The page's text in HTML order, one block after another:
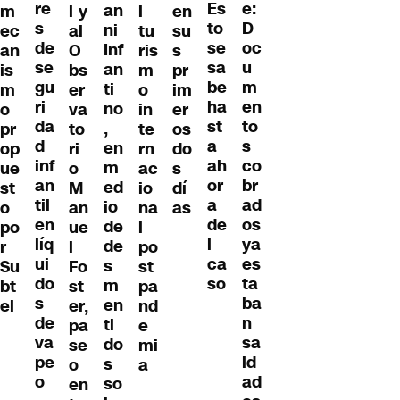
m
ec
an
is
m
o
pr
op
ue
st
o
po
r
Su
bt
el
re
s
de
se
gu
ri
da
d
inf
an
til
en
líq
ui
do
s
de
va
pe
o
l y
al
O
bs
er
va
to
ri
o
M
an
ue
l
Fo
st
er,
pa
se
o
en
an
ni
Inf
an
ti
no
,
en
m
ed
io
de
de
s
m
en
ti
do
s
so
l
tu
ris
m
o
in
te
rn
ac
io
na
l
po
st
pa
nd
e
mi
a
en
su
s
pr
im
er
os
do
s
dí
as
Es
to
se
sa
be
ha
st
a
ah
or
a
de
l
ca
so
e:
D
oc
u
m
en
to
s
co
br
ad
os
ya
es
ta
ba
n
sa
ld
ad